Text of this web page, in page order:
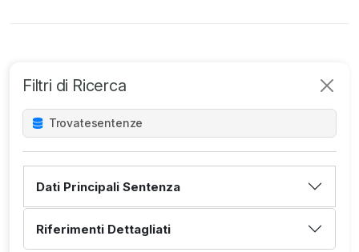
Filtri di Ricerca
Trovatesentenze
Dati Principali Sentenza
Riferimenti Dettagliati